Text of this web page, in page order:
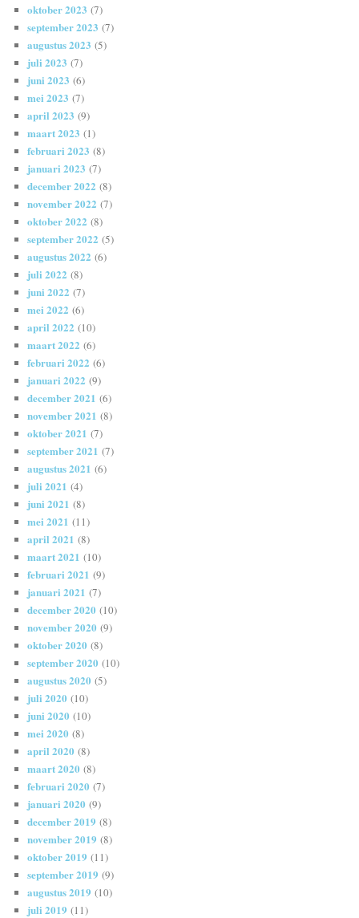
oktober 2023 (7)
september 2023 (7)
augustus 2023 (5)
juli 2023 (7)
juni 2023 (6)
mei 2023 (7)
april 2023 (9)
maart 2023 (1)
februari 2023 (8)
januari 2023 (7)
december 2022 (8)
november 2022 (7)
oktober 2022 (8)
september 2022 (5)
augustus 2022 (6)
juli 2022 (8)
juni 2022 (7)
mei 2022 (6)
april 2022 (10)
maart 2022 (6)
februari 2022 (6)
januari 2022 (9)
december 2021 (6)
november 2021 (8)
oktober 2021 (7)
september 2021 (7)
augustus 2021 (6)
juli 2021 (4)
juni 2021 (8)
mei 2021 (11)
april 2021 (8)
maart 2021 (10)
februari 2021 (9)
januari 2021 (7)
december 2020 (10)
november 2020 (9)
oktober 2020 (8)
september 2020 (10)
augustus 2020 (5)
juli 2020 (10)
juni 2020 (10)
mei 2020 (8)
april 2020 (8)
maart 2020 (8)
februari 2020 (7)
januari 2020 (9)
december 2019 (8)
november 2019 (8)
oktober 2019 (11)
september 2019 (9)
augustus 2019 (10)
juli 2019 (11)